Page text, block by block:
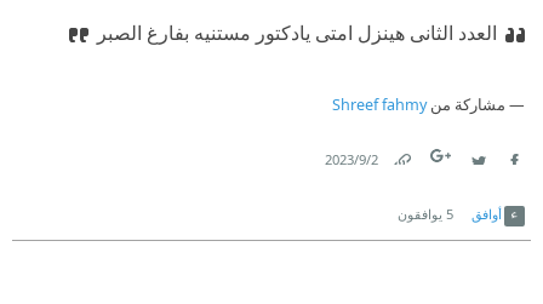
العدد الثانى هينزل امتى يادكتور مستنيه بفارغ الصبر
مشاركة منShreef fahmy
2‏/9‏/2023
أوافق 5 يوافقون